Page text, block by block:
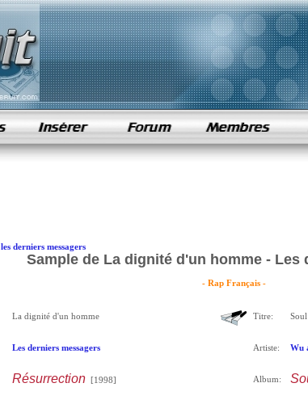
les derniers messagers
Sample de La dignité d'un homme - Les
- Rap Français -
La dignité d'un homme
Les derniers messagers
Résurrection[1998]
Titre:
Artiste: Wu
Album: